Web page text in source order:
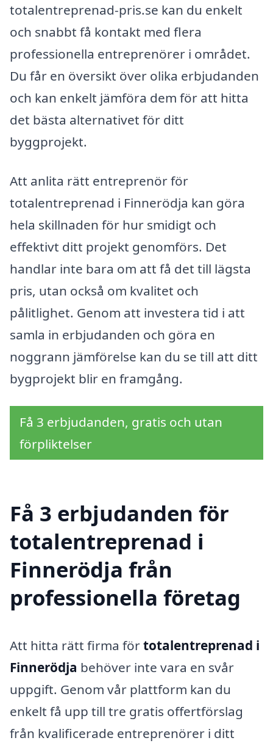
totalentreprenad-pris.se kan du enkelt
och snabbt få kontakt med flera
professionella entreprenörer i området.
Du får en översikt över olika erbjudanden
och kan enkelt jämföra dem för att hitta
det bästa alternativet för ditt
byggprojekt.
Att anlita rätt entreprenör för
totalentreprenad i Finnerödja kan göra
hela skillnaden för hur smidigt och
effektivt ditt projekt genomförs. Det
handlar inte bara om att få det till lägsta
pris, utan också om kvalitet och
pålitlighet. Genom att investera tid i att
samla in erbjudanden och göra en
noggrann jämförelse kan du se till att ditt
bygprojekt blir en framgång.
Få 3 erbjudanden, gratis och utan
förpliktelser
Få 3 erbjudanden för
totalentreprenad i
Finnerödja från
professionella företag
Att hitta rätt firma förtotalentreprenad i
Finnerödja behöver inte vara en svår
uppgift. Genom vår plattform kan du
enkelt få upp till tre gratis offertförslag
från kvalificerade entreprenörer i ditt